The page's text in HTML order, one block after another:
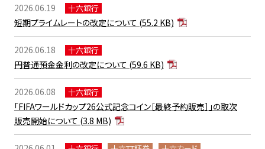
2026.06.19 十六銀行
短期プライムレートの改定について (55.2 KB)
2026.06.18 十六銀行
円普通預金金利の改定について (59.6 KB)
2026.06.08 十六銀行
「FIFAワールドカップ26公式記念コイン［最終予約販売］」の取次
販売開始について (3.8 MB)